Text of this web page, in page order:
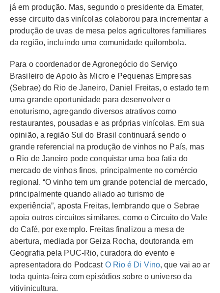
já em produção. Mas, segundo o presidente da Emater,
esse circuito das vinícolas colaborou para incrementar a
produção de uvas de mesa pelos agricultores familiares
da região, incluindo uma comunidade quilombola.
Para o coordenador de Agronegócio do Serviço
Brasileiro de Apoio às Micro e Pequenas Empresas
(Sebrae) do Rio de Janeiro, Daniel Freitas, o estado tem
uma grande oportunidade para desenvolver o
enoturismo, agregando diversos atrativos como
restaurantes, pousadas e as próprias vinícolas. Em sua
opinião, a região Sul do Brasil continuará sendo o
grande referencial na produção de vinhos no País, mas
o Rio de Janeiro pode conquistar uma boa fatia do
mercado de vinhos finos, principalmente no comércio
regional. “O vinho tem um grande potencial de mercado,
principalmente quando aliado ao turismo de
experiência”, aposta Freitas, lembrando que o Sebrae
apoia outros circuitos similares, como o Circuito do Vale
do Café, por exemplo. Freitas finalizou a mesa de
abertura, mediada por Geiza Rocha, doutoranda em
Geografia pela PUC-Rio, curadora do evento e
apresentadora do Podcast O Rio é Di Vino, que vai ao ar
toda quinta-feira com episódios sobre o universo da
vitivinicultura.